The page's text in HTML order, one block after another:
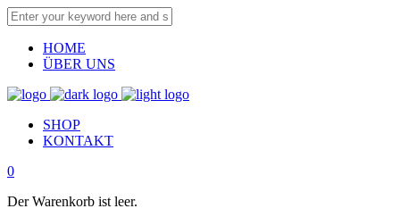
HOME
ÜBER UNS
SHOP
KONTAKT
0
Der Warenkorb ist leer.